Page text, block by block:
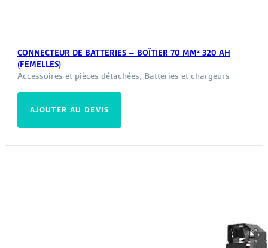
CONNECTEUR DE BATTERIES – BOÎTIER 70 MM² 320 AH
(FEMELLES)
Accessoires et pièces détachées, Batteries et chargeurs
AJOUTER AU DEVIS